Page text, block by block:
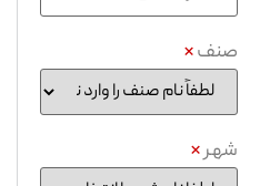
صنف*
شهر*